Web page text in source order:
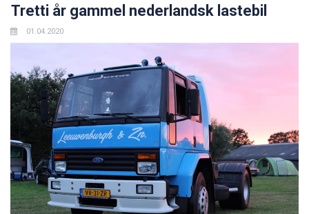
Tretti år gammel nederlandsk lastebil
01.04.2020